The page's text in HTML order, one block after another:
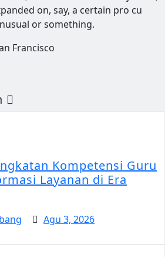
on, say, a certain pro cu
or something.
Francisco
Kompetensi Guru
Layanan di Era
Agu 3, 2026